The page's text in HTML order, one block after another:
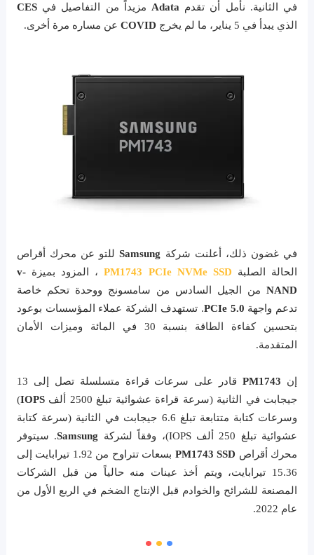
في الثانية. نأمل أن تقدم Adata مزيداً من التفاصيل فيCES
الذي يبدأ في 5 يناير، ما لم يخرج
COVID عن مساره مرة أخرى.
في غضون ذلك، أعلنت شركة Samsung للتو عن محرك أقراص
الحالة الصلبة PM1743 PCIe NVMe SSD، المزود بميزةv-
NAND من الجيل السادس من سامسونج ووحدة تحكم خاصة
تدعم واجهة
. تستهدف الشركة عملاء المؤسسات بوعود
بتحسين كفاءة الطاقة بنسبة 30 في المائة وميزات الأمان
المتقدمة.
إن PM1743
قادر على سرعات قراءة متسلسلة تصل إلى 13
جيجابت في الثانية (سرعة قراءة عشوائية تبلغ 2500 ألف
IOPS
)
وسرعات كتابة متتابعة تبلغ 6.6 جيجابت في الثانية (سرعة كتابة
عشوائية تبلغ 250 ألف IOPS)، وفقاً لشركة
Samsung. سيتوفر
محرك أقراص PM1743 SSD
بسعات تتراوح من 1.92 تيرابايت إلى
15.36 تيرابايت، ويتم أخذ عينات منه حالياً من قبل الشركات
المصنعة للشرائح والخوادم قبل الإنتاج الضخم في الربع الأول من
عام 2022.